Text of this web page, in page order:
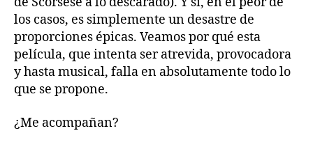
los casos, es simplemente un desastre de
proporciones épicas. Veamos por qué esta
película, que intenta ser atrevida, provocadora
y hasta musical, falla en absolutamente todo lo
que se propone.
¿Me acompañan?